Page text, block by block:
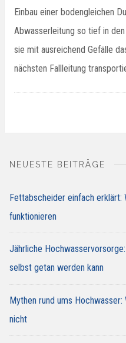
Einbau einer bodengleichen
Abwasserleitung so tief in
sie mit ausreichend Gefälle
nächsten Fallleitung
NEUESTE BEITRÄGE
Fettabscheider einfach erklärt:
funktionieren
Jährliche
selbst getan werden kann
Mythen rund ums
nicht